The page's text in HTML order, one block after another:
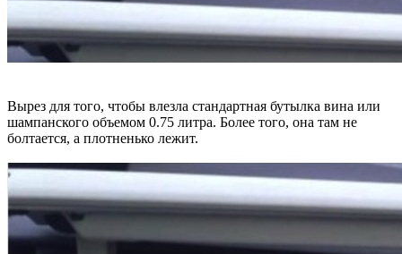
Вырез для того, чтобы влезла стандартная бутылка вина или
шампанского объемом 0.75 литра. Более того, она там не
болтается, а плотненько лежит.